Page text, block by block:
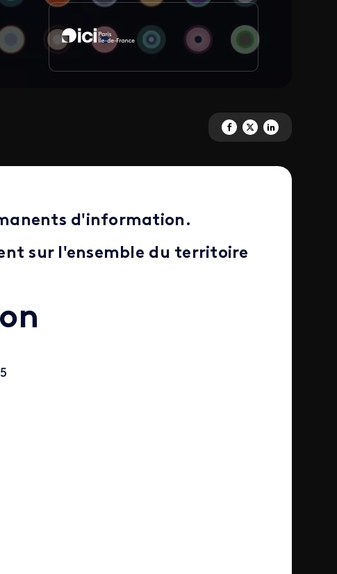
Partagez 'Les contacts de
Partagez 'Les contacts
Partagez 'Les
d'information.
sur l'ensemble du territoire